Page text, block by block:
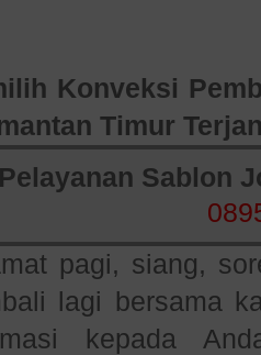
Konveksi
Timur
Pelayanan Sablon
pagi, siang,
lagi bersama
kepada